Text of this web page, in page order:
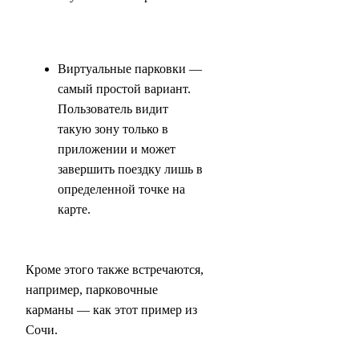
Виртуальные парковки —
самый простой вариант.
Пользователь видит
такую зону только в
приложении и может
завершить поездку лишь в
определенной точке на
карте.
Кроме этого также встречаются,
например, парковочные
карманы — как этот пример из
Сочи.